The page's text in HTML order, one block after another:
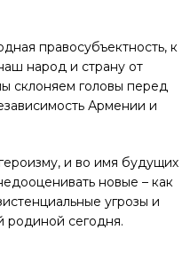
правосубъектность, к
народ и страну от
склоняем головы перед
Армении и
и во имя будущих
новые – как
угрозы и
родиной сегодня.